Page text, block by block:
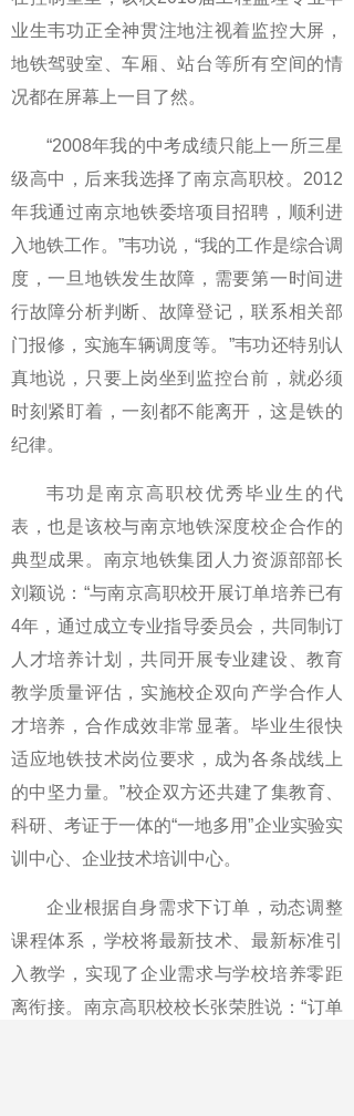
业生韦功正全神贯注地注视着监控大屏，
地铁驾驶室、车厢、站台等所有空间的情
况都在屏幕上一目了然。
“2008年我的中考成绩只能上一所三星
级高中，后来我选择了南京高职校。2012
年我通过南京地铁委培项目招聘，顺利进
入地铁工作。”韦功说，“我的工作是综合调
度，一旦地铁发生故障，需要第一时间进
行故障分析判断、故障登记，联系相关部
门报修，实施车辆调度等。”韦功还特别认
真地说，只要上岗坐到监控台前，就必须
时刻紧盯着，一刻都不能离开，这是铁的
纪律。
韦功是南京高职校优秀毕业生的代
表，也是该校与南京地铁深度校企合作的
典型成果。南京地铁集团人力资源部部长
刘颖说：“与南京高职校开展订单培养已有
4年，通过成立专业指导委员会，共同制订
人才培养计划，共同开展专业建设、教育
教学质量评估，实施校企双向产学合作人
才培养，合作成效非常显著。毕业生很快
适应地铁技术岗位要求，成为各条战线上
的中坚力量。”校企双方还共建了集教育、
科研、考证于一体的“一地多用”企业实验实
训中心、企业技术培训中心。
企业根据自身需求下订单，动态调整
课程体系，学校将最新技术、最新标准引
入教学，实现了企业需求与学校培养零距
离衔接。南京高职校校长张荣胜说：“订单